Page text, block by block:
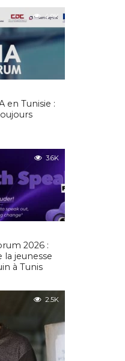
4.9K
en Tunisie :
3.6K
2026 :
la jeunesse
à Tunis
2.5K